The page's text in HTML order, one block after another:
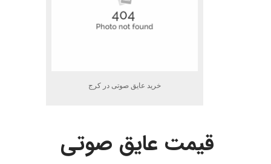
خرید عایق صوتی در کرج
قیمت عایق صوتی